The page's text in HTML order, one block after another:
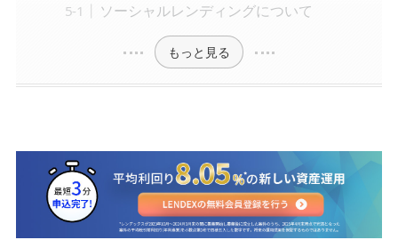
ソーシャルレンディングについて
もっと見る